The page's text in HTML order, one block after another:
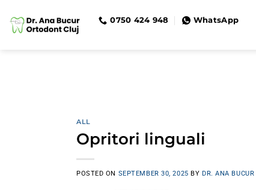
content
0750 424 948 WhatsApp
ALL
Opritori linguali
POSTED ON SEPTEMBER 30, 2025 BY DR. ANA BUCUR